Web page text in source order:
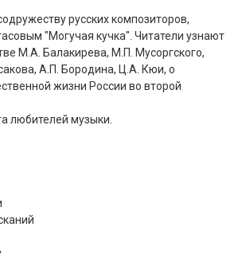
русских композиторов,
"Могучая кучка". Читатели узнают
М.А. Балакирева, М.П. Мусоргского,
А.П. Бородина, Ц.А. Кюи, о
жизни России во второй
любителей музыки.